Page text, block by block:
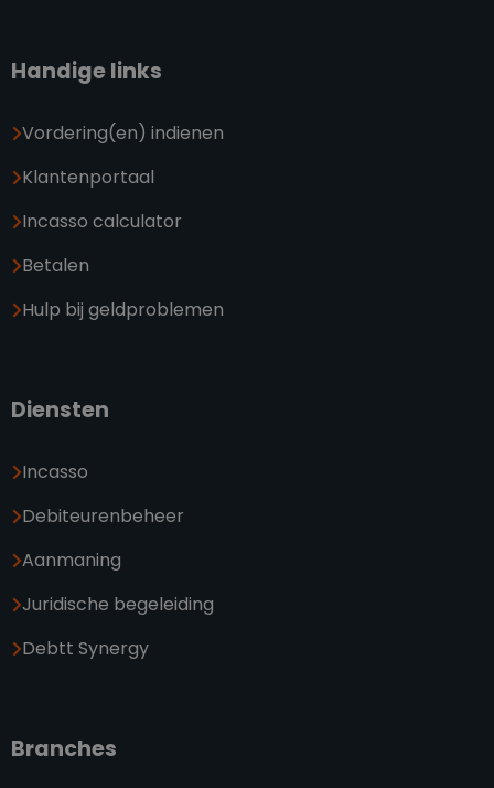
Handige links
Vordering(en) indienen
Klantenportaal
Incasso calculator
Betalen
Hulp bij geldproblemen
Diensten
Incasso
Debiteurenbeheer
Aanmaning
Juridische begeleiding
Debtt Synergy
Branches